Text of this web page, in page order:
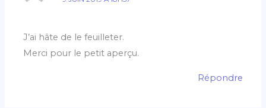
J’ai hâte de le feuilleter.
Merci pour le petit aperçu.
Répondre